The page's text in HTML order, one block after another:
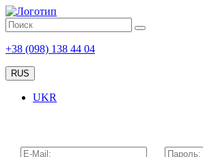
+38 (098) 138 44 04
RUS
UKR